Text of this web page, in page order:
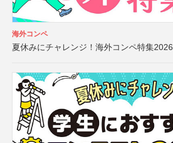
海外コンペ
夏休みにチャレンジ！海外コンペ特集2026